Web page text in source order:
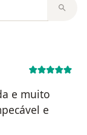
e muito
e